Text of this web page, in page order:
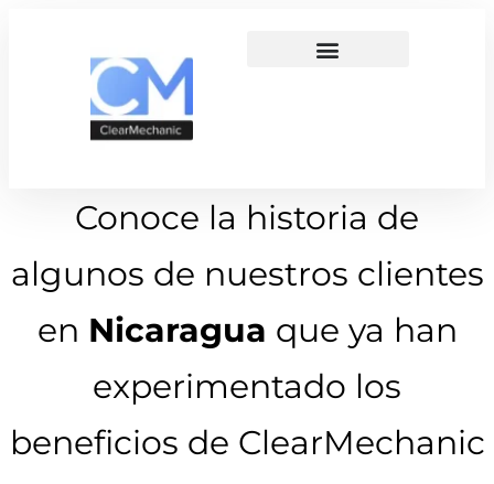
Conoce la historia de
algunos de nuestros clientes
en Nicaragua que ya han
experimentado los
beneficios de ClearMechanic